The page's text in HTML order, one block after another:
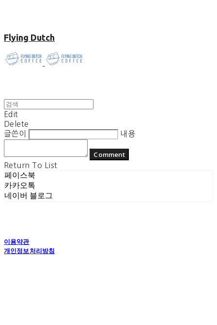
Flying Dutch
Edit
Delete
글쓴이
내용
Comment
Return To List
페이스북
카카오톡
네이버 블로그
이용약관
개인정보처리방침